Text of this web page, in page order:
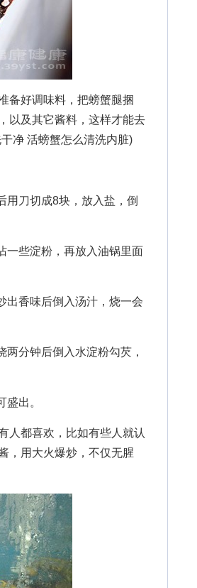
好调味料，把螃蟹腿捆
以及其它酱料，这样才能去
净 活螃蟹怎么清洗内脏)
刀切成8块，放入盐，倒
些淀粉，再放入油锅里面
香味后倒入汤汁，烧一会
分钟后倒入水淀粉勾芡，
出。
都喜欢，比如有些人就认
，用大火爆炒，不仅无腥